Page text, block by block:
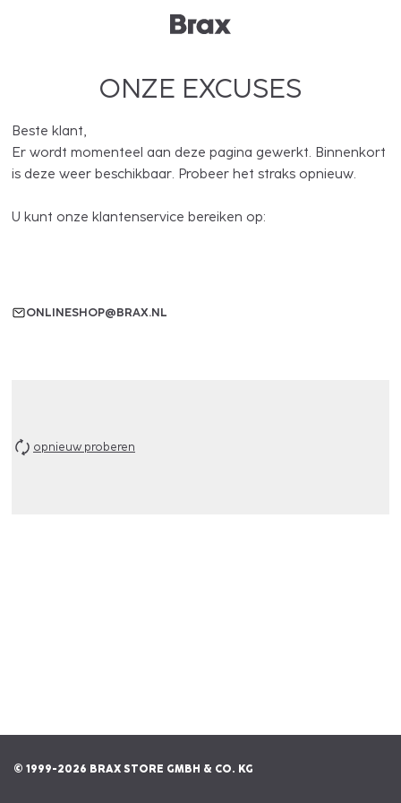
ONZE EXCUSES
Beste klant,
Er wordt momenteel aan deze pagina gewerkt. Binnenkort
is deze weer beschikbaar. Probeer het straks opnieuw.
U kunt onze klantenservice bereiken op:
ONLINESHOP@BRAX.NL
opnieuw proberen
© 1999-2026 BRAX STORE GMBH & CO. KG